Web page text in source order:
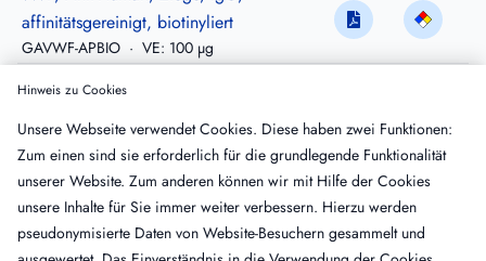
affinitätsgereinigt, biotinyliert
GAVWF-APBIO · VE: 100 µg
vWF, Anti-Human, Ziege, IgG,
GAVWF-APFTC · VE: 100 µg
vWF, Anti-Hund, Schaf, IgG, gereinigt
SACWF-IG VE: 5 mg
vWF, Anti-Hund, Schaf, IgG, gereinigt,
Hinweis zu Cookies
Unsere Webseite verwendet Cookies. Diese haben zwei Funktionen:
Zum einen sind sie erforderlich für die grundlegende Funktionalität
unserer Website. Zum anderen können wir mit Hilfe der Cookies
unsere Inhalte für Sie immer weiter verbessern. Hierzu werden
pseudonymisierte Daten von Website-Besuchern gesammelt und